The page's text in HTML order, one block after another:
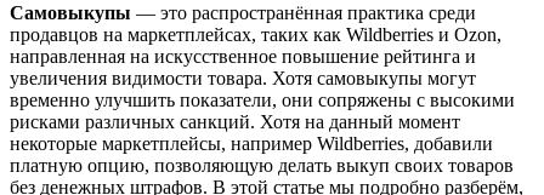
Самовыкупы — это распространённая практика среди
продавцов на маркетплейсах, таких как Wildberries и Ozon,
направленная на искусственное повышение рейтинга и
увеличения видимости товара. Хотя самовыкупы могут
временно улучшить показатели, они сопряжены с высокими
рисками различных санкций. Хотя на данный момент
некоторые маркетплейсы, например Wildberries, добавили
платную опцию, позволяющую делать выкуп своих товаров
без денежных штрафов. В этой статье мы подробно разберём,